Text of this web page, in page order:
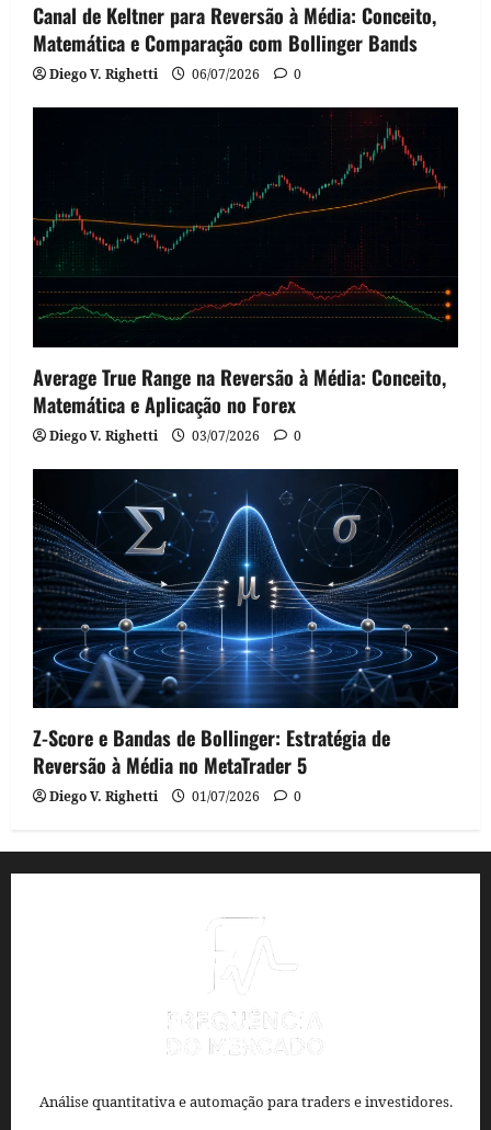
Canal de Keltner para Reversão à Média: Conceito,
Matemática e Comparação com Bollinger Bands
Diego V. Righetti 06/07/2026 0
Average True Range na Reversão à Média: Conceito,
Matemática e Aplicação no Forex
Diego V. Righetti 03/07/2026 0
Z-Score e Bandas de Bollinger: Estratégia de
Reversão à Média no MetaTrader 5
Diego V. Righetti 01/07/2026 0
Análise quantitativa e automação para traders e investidores.